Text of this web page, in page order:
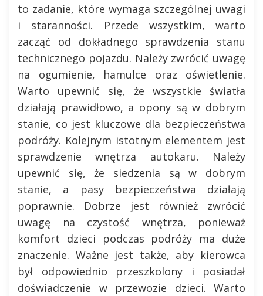
to zadanie, które wymaga szczególnej uwagi
i staranności. Przede wszystkim, warto
zacząć od dokładnego sprawdzenia stanu
technicznego pojazdu. Należy zwrócić uwagę
na ogumienie, hamulce oraz oświetlenie.
Warto upewnić się, że wszystkie światła
działają prawidłowo, a opony są w dobrym
stanie, co jest kluczowe dla bezpieczeństwa
podróży. Kolejnym istotnym elementem jest
sprawdzenie wnętrza autokaru. Należy
upewnić się, że siedzenia są w dobrym
stanie, a pasy bezpieczeństwa działają
poprawnie. Dobrze jest również zwrócić
uwagę na czystość wnętrza, ponieważ
komfort dzieci podczas podróży ma duże
znaczenie. Ważne jest także, aby kierowca
był odpowiednio przeszkolony i posiadał
doświadczenie w przewozie dzieci. Warto